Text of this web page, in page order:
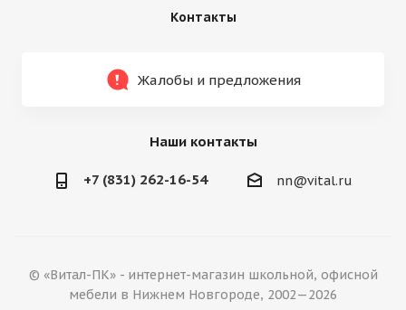
Контакты
Жалобы и предложения
Наши контакты
+7 (831) 262-16-54 nn@vital.ru
© «Витал-ПК» - интернет-магазин школьной, офисной
мебели в Нижнем Новгороде, 2002—2026